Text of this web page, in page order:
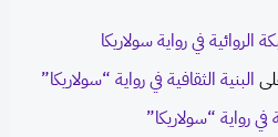
الروائية في رواية سولاريكا
البنية الثقافية في رواية “سولاريكا”
في رواية “سولاريكا”